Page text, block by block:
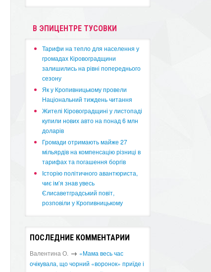
В ЭПИЦЕНТРЕ ТУСОВКИ
​Тарифи на тепло для населення у
громадах Кіровоградщини
залишились на рівні попереднього
сезону
​Як у Кропивницькому провели
Національний тиждень читання
​Жителі Кіровоградщині у листопаді
купили нових авто на понад 6 млн
доларів
​Громади отримають майже 27
мільярдів на компенсацію різниці в
тарифах та погашення боргів
Історію політичного авантюриста,
чиє ім’я знав увесь
Єлисаветградський повіт,
розповіли у Кропивницькому
ПОСЛЕДНИЕ КОММЕНТАРИИ
Валентина О. → «Мама весь час
очікувала, що чорний «воронок» приїде і